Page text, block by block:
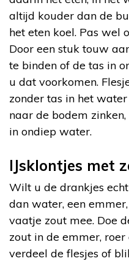
altijd kouder dan de
het eten koel. Pas wel
Door een stuk touw
te binden of de tas in
u dat voorkomen.
zonder tas in het
naar de bodem
in ondiep water.
IJsklontjes met
Wilt u de drankjes
dan water, een
vaatje zout mee. Doe
zout in de emmer,
verdeel de flesjes of